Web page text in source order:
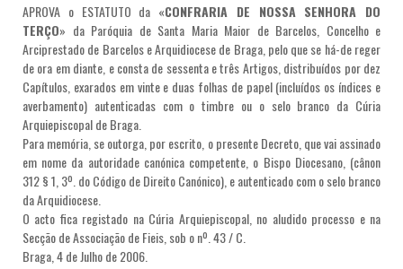
APROVA o ESTATUTO da «CONFRARIA DE NOSSA SENHORA DO
TERÇO» da Paróquia de Santa Maria Maior de Barcelos, Concelho e
Arciprestado de Barcelos e Arquidiocese de Braga, pelo que se há-de reger
de ora em diante, e consta de sessenta e três Artigos, distribuídos por dez
Capítulos, exarados em vinte e duas folhas de papel (incluídos os índices e
averbamento) autenticadas com o timbre ou o selo branco da Cúria
Arquiepiscopal de Braga.
Para memória, se outorga, por escrito, o presente Decreto, que vai assinado
em nome da autoridade canónica competente, o Bispo Diocesano, (cânon
312 § 1, 3º. do Código de Direito Canónico), e autenticado com o selo branco
da Arquidiocese.
O acto fica registado na Cúria Arquiepiscopal, no aludido processo e na
Secção de Associação de Fieis, sob o nº. 43 / C.
Braga, 4 de Julho de 2006.